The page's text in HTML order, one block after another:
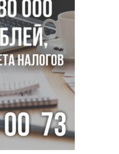
за продажу дедова ружья